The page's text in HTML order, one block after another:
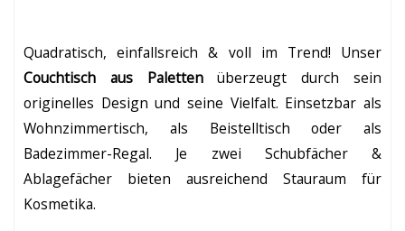
Quadratisch, einfallsreich & voll im Trend! Unser
Couchtisch aus Palettenüberzeugt durch sein
originelles Design und seine Vielfalt. Einsetzbar als
Wohnzimmertisch, als Beistelltisch oder als
Badezimmer-Regal. Je zwei Schubfächer &
Ablagefächer bieten ausreichend Stauraum für
Kosmetika.